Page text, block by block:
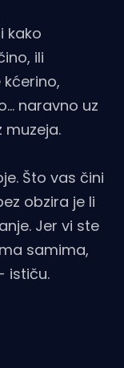
kako
ili
naravno uz
muzeja.
Što vas čini
obzira je li
Jer vi ste
samima,
ističu.